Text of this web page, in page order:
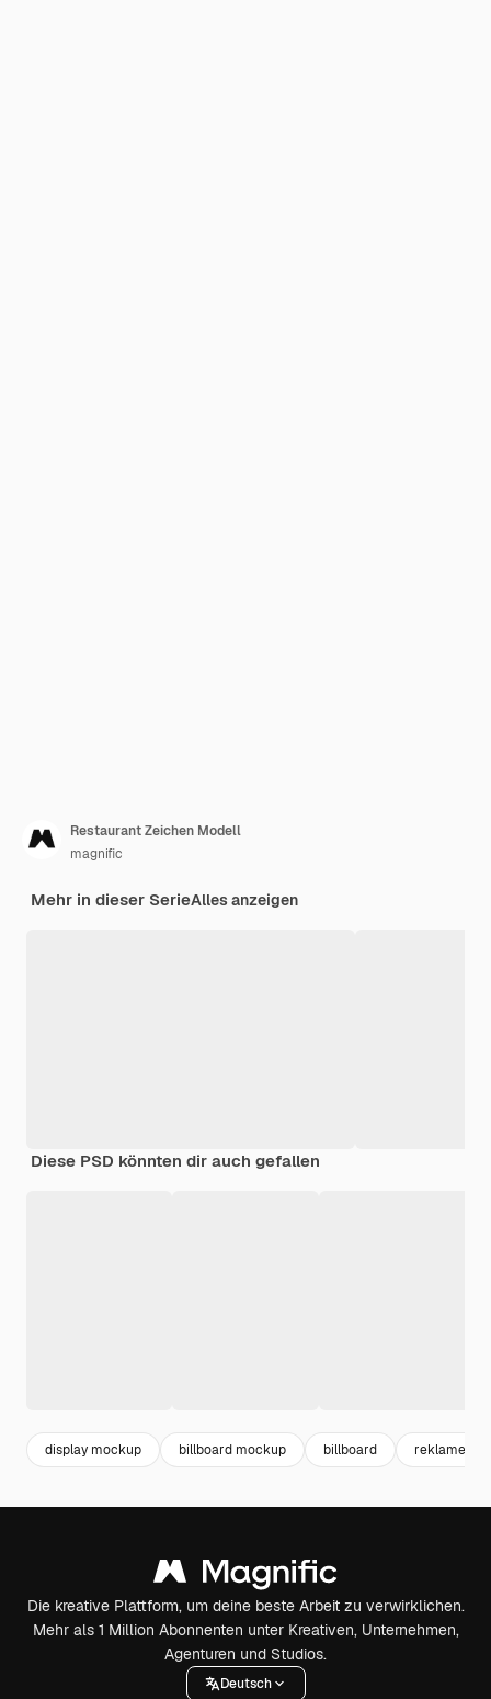
Restaurant Zeichen Modell
magnific
Mehr in dieser SerieAlles anzeigen
Diese PSD könnten dir auch gefallen
display mockup billboard mockup billboard
Die kreative Plattform, um deine beste Arbeit zu verwirklichen.
Mehr als 1 Million Abonnenten unter Kreativen, Unternehmen,
Agenturen und Studios.
Deutsch